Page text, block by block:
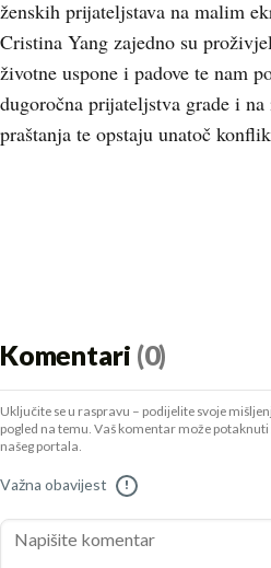
ženskih prijateljstava na malim
Cristina Yang zajedno su
životne uspone i padove te nam
dugoročna prijateljstva grade i
praštanja te opstaju unatoč
Komentari (0)
Uključite se u raspravu – podijelite svoje
pogled na temu. Vaš komentar može
našeg portala.
Važna obavijest !